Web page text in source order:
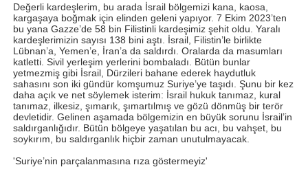
Değerli kardeşlerim, bu arada İsrail bölgemizi kana, kaosa,
kargaşaya boğmak için elinden geleni yapıyor. 7 Ekim 2023’ten
bu yana Gazze’de 58 bin Filistinli kardeşimiz şehit oldu. Yaralı
kardeşlerimizin sayısı 138 bini aştı. İsrail, Filistin’le birlikte
Lübnan’a, Yemen’e, İran’a da saldırdı. Oralarda da masumları
katletti. Sivil yerleşim yerlerini bombaladı. Bütün bunlar
yetmezmiş gibi İsrail, Dürzileri bahane ederek haydutluk
sahasını son iki gündür komşumuz Suriye’ye taşıdı. Şunu bir kez
daha açık ve net söylemek isterim: İsrail hukuk tanımaz, kural
tanımaz, ilkesiz, şımarık, şımartılmış ve gözü dönmüş bir terör
devletidir. Gelinen aşamada bölgemizin en büyük sorunu İsrail’in
saldırganlığıdır. Bütün bölgeye yaşatılan bu acı, bu vahşet, bu
soykırım, bu saldırganlık hiçbir zaman unutulmayacak.
'Suriye’nin parçalanmasına rıza göstermeyiz'